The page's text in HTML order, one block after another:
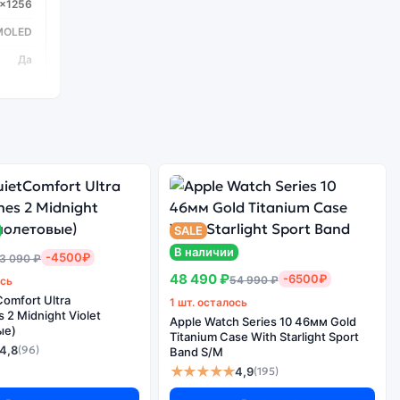
Да
8
3 шт.
13/12
Да
(4K)
090 ₽ -4500₽
Ultra
2 Midnight Violet
(96)
SALE
В наличии
48 490 ₽54 990 ₽ -6500₽
1 шт. осталось
Apple Watch Series 10 46мм Gold
Titanium Case With Starlight Sport
Band S/M
★★★★★4,9(195)